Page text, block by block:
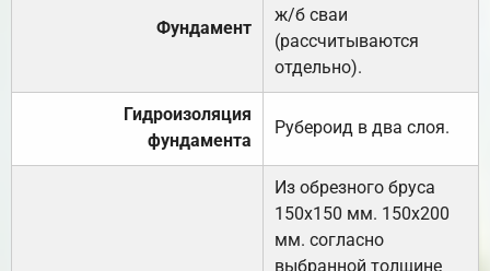
Фундамент
ж/б сваи
(рассчитываются
отдельно).
Гидроизоляция
фундамента
Рубероид в два слоя.
Из обрезного бруса
150х150 мм. 150х200
мм. согласно
выбранной толщине